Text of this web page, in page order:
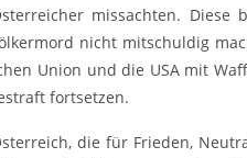
missachten.
nicht mitschuldig
Union und die USA mit
fortsetzen.
die für Frieden,